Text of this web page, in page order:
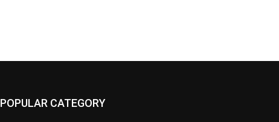
POPULAR CATEGORY